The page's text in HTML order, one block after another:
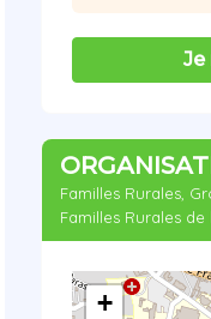
Je
Familles Rurales,
Familles Rurales de
+